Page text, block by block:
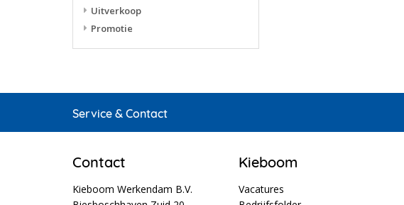
Uitverkoop
Promotie
Service & Contact
Contact
Kieboom Werkendam B.V.
Kieboom
Vacatures